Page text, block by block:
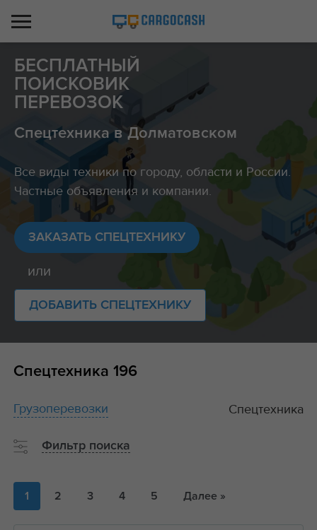
БЕСПЛАТНЫЙ
ПОИСКОВИК
ПЕРЕВОЗОК
Спецтехника в Долматовском
Все виды техники по городу, области и России.
Частные объявления и компании.
ЗАКАЗАТЬ СПЕЦТЕХНИКУ
или
ДОБАВИТЬ СПЕЦТЕХНИКУ
Спецтехника 196
1 2 3 4 5 Далее »
Грузоперевозки Спецтехника
Фильтр поиска